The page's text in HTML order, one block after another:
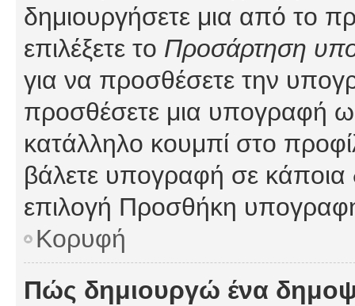
δημιουργήσετε μια από το
επιλέξετε το Προσάρτηση
για να προσθέσετε την
προσθέσετε μια υπογραφή
κατάλληλο κουμπί στο
βάλετε υπογραφή σε κάποια
επιλογή Προσθήκη
Κορυφή
Πώς δημιουργώ ένα